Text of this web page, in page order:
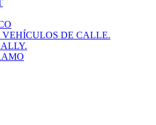
VEHÍCULOS DE CALLE.